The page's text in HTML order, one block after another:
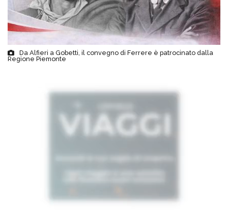
Da Alfieri a Gobetti, il convegno di Ferrere è patrocinato dalla
Regione Piemonte